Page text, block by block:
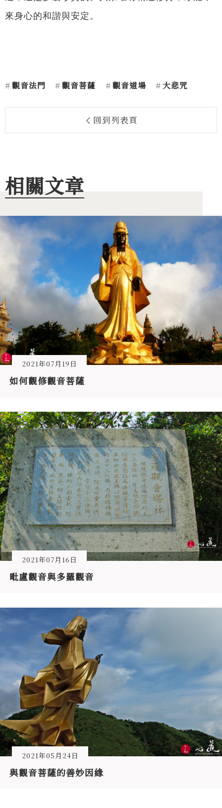
來身心的和諧與安定。
觀音法門 觀音菩薩 觀音道場 大悲咒
回到列表頁
相關文章
2021年07月19日
如何觀修觀音菩薩
2021年07月16日
毗盧觀音與多羅觀音
2021年05月24日
與觀音菩薩的善妙因緣